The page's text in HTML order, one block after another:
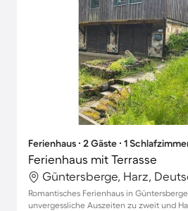
Ferienhaus ∙ 2 Gäste ∙ 1
Ferienhaus mit Terrasse
Güntersberge, Harz,
Romantisches Ferienhaus in
unvergessliche Auszeiten zu zweit und